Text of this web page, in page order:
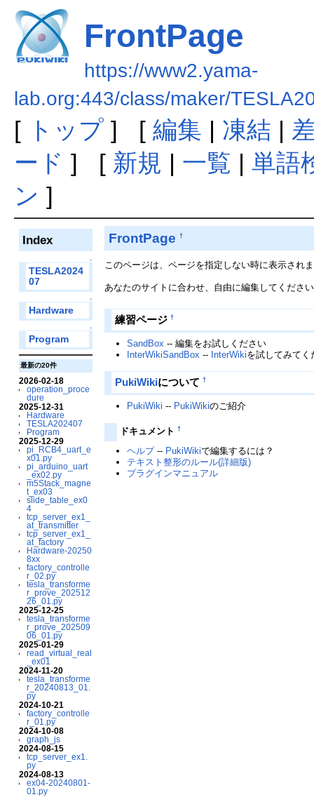
FrontPage
https://www2.yama-
lab.org:443/class/maker/
[ トップ] [ 編集 | 凍結 |
ード ] [ 新規 | 一覧 | 単語
ン ]
Index
↑
TESLA2024
07
↑
Hardware
↑
Program
最新の20件
2026-02-18
operation_proce
dure
2025-12-31
Hardware
TESLA202407
Program
2025-12-29
pi_RCB4_uart_e
x01.py
pi_arduino_uart
_ex02.py
m5Stack_magne
t_ex03
slide_table_ex0
4
tcp_server_ex1_
at_transmitter
tcp_server_ex1_
at_factory
Hardware-20250
8xx
factory_controlle
r_02.py
tesla_transforme
r_prove_202512
26_01.py
2025-12-25
tesla_transforme
r_prove_202509
06_01.py
2025-01-29
read_virtual_real
_ex01
2024-11-20
tesla_transforme
r_20240813_01.
py
2024-10-21
factory_controlle
r_01.py
2024-10-08
graph_js
2024-08-15
tcp_server_ex1.
py
2024-08-13
ex04-20240801-
01.py
FrontPage †
このページは、ページを指定しない時に表示され
あなたのサイトに合わせ、自由に編集してくださ
練習ページ †
SandBox -- 編集をお試しください
InterWikiSandBox -- InterWikiを試してみてく
PukiWikiについて †
PukiWiki -- PukiWikiのご紹介
ドキュメント †
ヘルプ-- PukiWikiで編集するには？
テキスト整形のルール(詳細版)
プラグインマニュアル